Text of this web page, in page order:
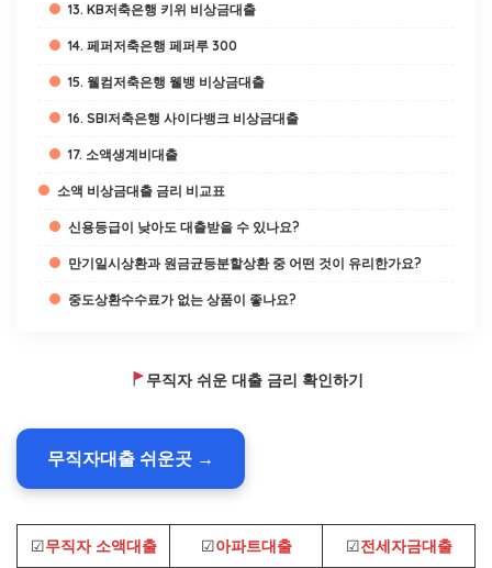
13. KB저축은행 키위 비상금대출
14. 페퍼저축은행 페퍼루 300
15. 웰컴저축은행 웰뱅 비상금대출
16. SBI저축은행 사이다뱅크 비상금대출
17. 소액생계비대출
소액 비상금대출 금리 비교표
신용등급이 낮아도 대출받을 수 있나요?
만기일시상환과 원금균등분할상환 중 어떤 것이 유리한가요?
중도상환수수료가 없는 상품이 좋나요?
무직자 쉬운 대출 금리 확인하기
무직자대출 쉬운곳 →
☑무직자 소액대출 ☑아파트대출 ☑전세자금대출